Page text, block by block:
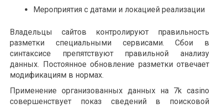
Мероприятия с датами и локацией реализации
Владельцы сайтов контролируют правильность
разметки специальными сервисами. Сбои в
синтаксисе препятствуют правильной анализу
данных. Постоянное обновление разметки отвечает
модификациям в нормах.
Применение организованных данных на 7k casino
совершенствует показ сведений в поисковой